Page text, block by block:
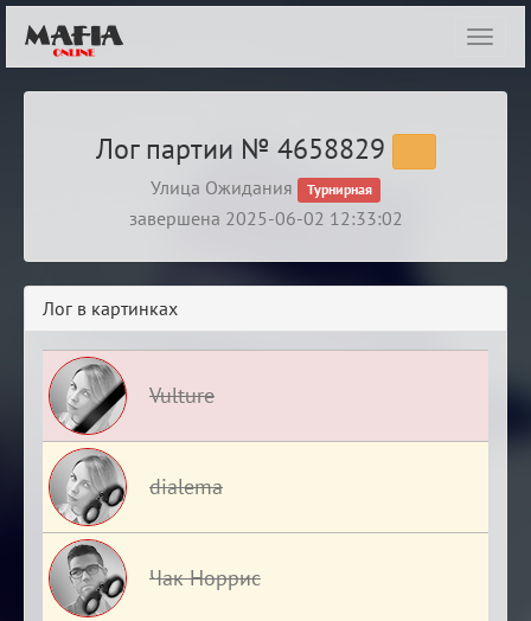
Лог партии № 4658829
Улица Ожидания Турнирная
завершена 2025-06-02 12:33:02
Лог в картинках
Vulture
dialema
Чак Норрис